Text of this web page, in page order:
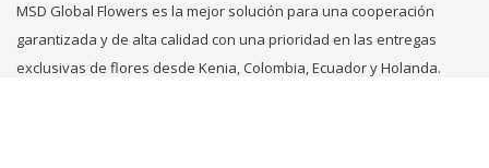
MSD Global Flowers es la mejor solución para una cooperación
garantizada y de alta calidad con una prioridad en las entregas
exclusivas de flores desde Kenia, Colombia, Ecuador y Holanda.